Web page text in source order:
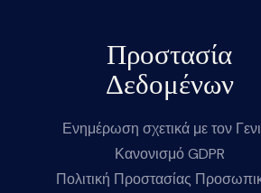
Προστασία
Δεδομένων
Ενημέρωση σχετικά με τον
Κανονισμό GDPR
Πολιτική Προστασίας